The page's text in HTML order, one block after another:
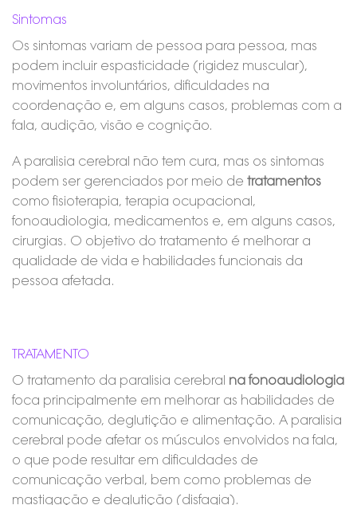
Sintomas
Os sintomas variam de pessoa para pessoa, mas
podem incluir espasticidade (rigidez muscular),
movimentos involuntários, dificuldades na
coordenação e, em alguns casos, problemas com a
fala, audição, visão e cognição.
A paralisia cerebral não tem cura, mas os sintomas
podem ser gerenciados por meio de tratamentos
como fisioterapia, terapia ocupacional,
fonoaudiologia, medicamentos e, em alguns casos,
cirurgias. O objetivo do tratamento é melhorar a
qualidade de vida e habilidades funcionais da
pessoa afetada.
TRATAMENTO
O tratamento da paralisia cerebral na fonoaudiologia
foca principalmente em melhorar as habilidades de
comunicação, deglutição e alimentação. A paralisia
cerebral pode afetar os músculos envolvidos na fala,
o que pode resultar em dificuldades de
comunicação verbal, bem como problemas de
mastigação e deglutição (disfagia).